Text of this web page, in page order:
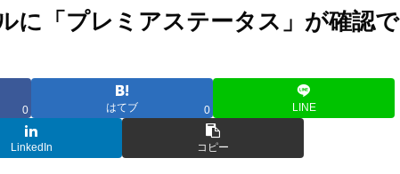
に「プレミアステータス」が確認で
0 はてブ 0 LINE
LinkedIn コピー